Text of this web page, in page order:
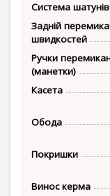
Система шатунів
Задній
швидкостей
Ручки
(манетки)
Касета
Обода
Покришки
Винос керма